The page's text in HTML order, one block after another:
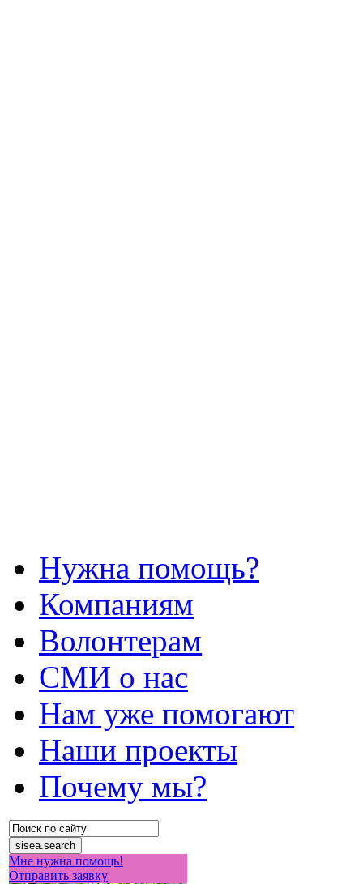
Нужна помощь?
Компаниям
Волонтерам
СМИ о нас
Нам уже помогают
Наши проекты
Почему мы?
Мне нужна помощь!
Отправить заявку